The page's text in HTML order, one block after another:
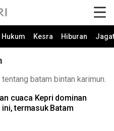
Hukum Kesra Hiburan Jagat
batam bintan karimun.
cuaca Kepri dominan
termasuk Batam